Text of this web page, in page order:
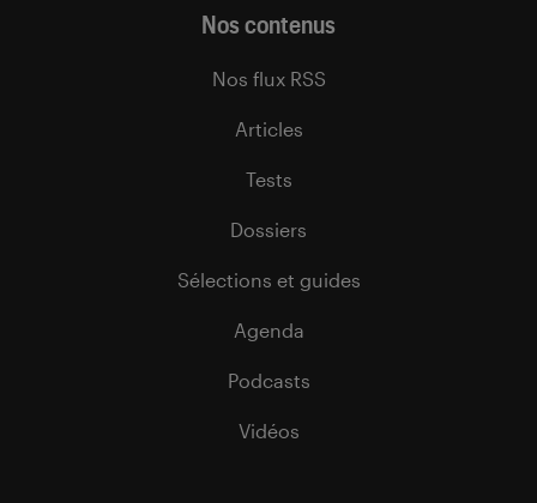
Nos contenus
Nos flux RSS
Articles
Tests
Dossiers
Sélections et guides
Agenda
Podcasts
Vidéos